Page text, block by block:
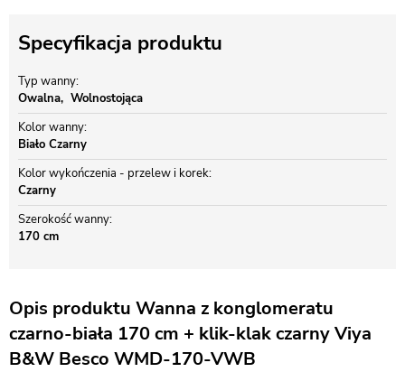
Specyfikacja produktu
Typ wanny
Owalna
Wolnostojąca
Kolor wanny
Biało Czarny
Kolor wykończenia - przelew i korek
Czarny
Szerokość wanny
170 cm
Opis produktu Wanna z konglomeratu
czarno-biała 170 cm + klik-klak czarny Viya
B&W Besco WMD-170-VWB